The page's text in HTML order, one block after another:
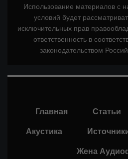
Использование материалов с
условий будет
исключительных прав
ответственность в
законодательством
Главная Статьи
Акустика
Жена